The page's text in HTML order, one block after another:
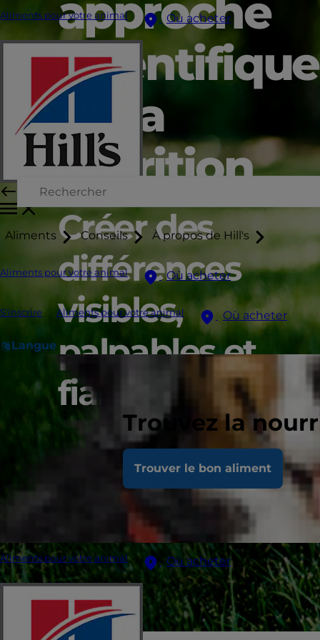
Aliments pour votre animal Où acheter
Aliments Conseils À propos de Hill's
Aliments pour votre animal Où acheter
S'inscrire Aliments pour votre animal Où acheter
Langue
Trouvez la
Trouver le bon aliment
Aliments pour votre animal Où acheter
approche
scientifique
de la
nutrition
Créer des
différences
visibles,
palpables et
fiables.